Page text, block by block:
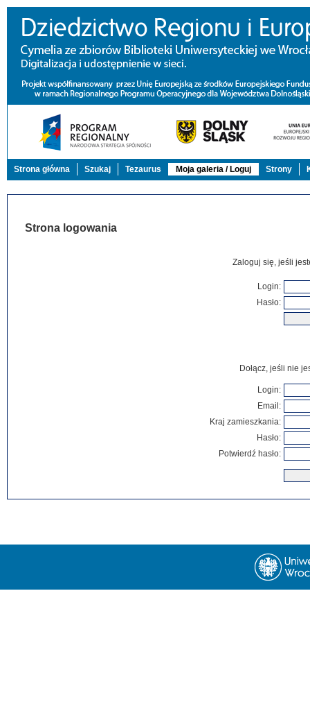
Strona główna Szukaj Tezaurus Moja galeria / Loguj Strony
Strona logowania
Zaloguj się, jeśli
Login:
Hasło:
Dołącz, jeśli nie
Login:
Email:
Kraj zamieszkania:
Hasło:
Potwierdź hasło: